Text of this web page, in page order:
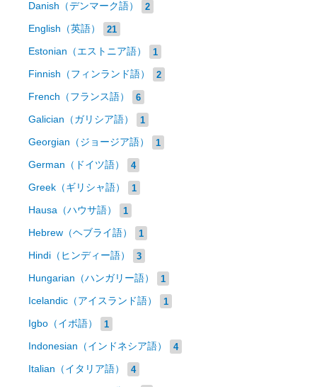
Danish（デンマーク語） 2
English（英語） 21
Estonian（エストニア語） 1
Finnish（フィンランド語） 2
French（フランス語） 6
Galician（ガリシア語） 1
Georgian（ジョージア語） 1
German（ドイツ語） 4
Greek（ギリシャ語） 1
Hausa（ハウサ語） 1
Hebrew（ヘブライ語） 1
Hindi（ヒンディー語） 3
Hungarian（ハンガリー語） 1
Icelandic（アイスランド語） 1
Igbo（イボ語） 1
Indonesian（インドネシア語） 4
Italian（イタリア語） 4